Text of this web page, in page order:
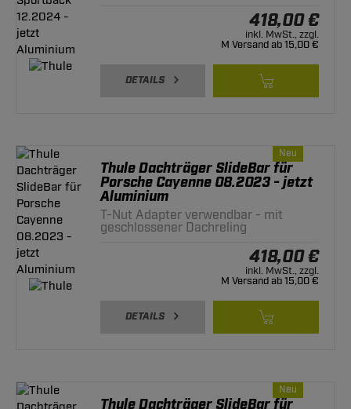
418,00 €
inkl. MwSt., zzgl.
M Versand ab 15,00 €
DETAILS
Neu
Thule Dachträger SlideBar für
Porsche Cayenne 08.2023 - jetzt
Aluminium
T-Nut Adapter verwendbar - mit
geschlossener Dachreling
418,00 €
inkl. MwSt., zzgl.
M Versand ab 15,00 €
DETAILS
Neu
Thule Dachträger SlideBar für